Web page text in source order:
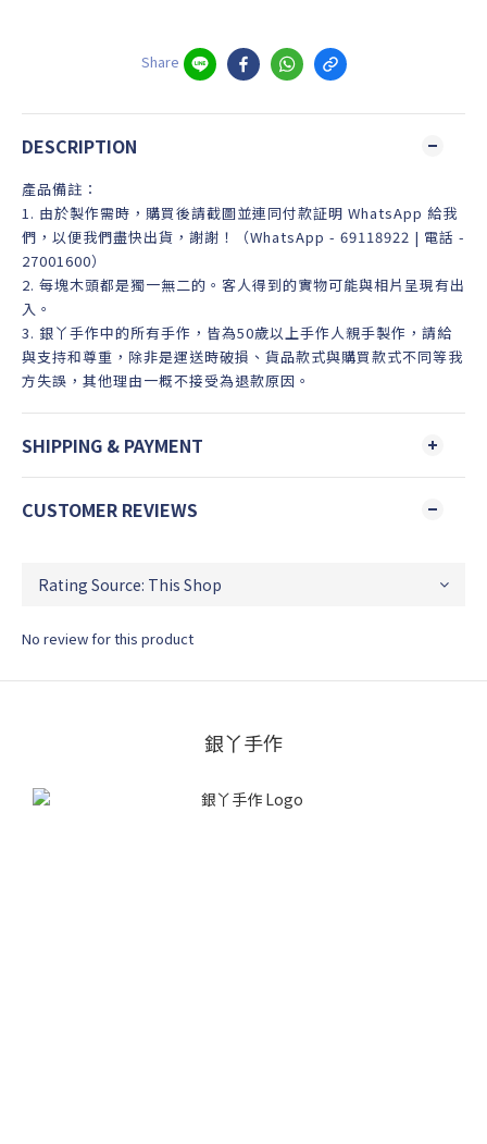
Share
DESCRIPTION
產品備註：
1. 由於製作需時，購買後請截圖並連同付款証明 WhatsApp 給我
們，以便我們盡快出貨，謝謝！（WhatsApp - 69118922 | 電話 -
27001600）
2. 每塊木頭都是獨一無二的。客人得到的實物可能與相片呈現有出
入。
3. 銀丫手作中的所有手作，皆為50歲以上手作人親手製作，請給
與支持和尊重，除非是運送時破損、貨品款式與購買款式不同等我
方失誤，其他理由一概不接受為退款原因。
SHIPPING & PAYMENT
CUSTOMER REVIEWS
No review for this product
銀丫手作